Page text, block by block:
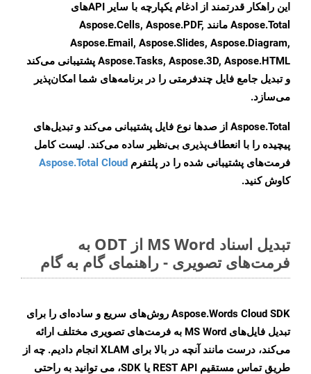
این راهکار قدرتمند از ادغام یکپارچه با سایر APIهای
Aspose.Total مانند Aspose.Cells, Aspose.PDF,
Aspose.Email, Aspose.Slides, Aspose.Diagram,
Aspose.Tasks, Aspose.3D, Aspose.HTML پشتیبانی می‌کند
و تبدیل جامع فایل چندفرمتی را در برنامه‌های شما امکان‌پذیر
می‌سازد.
Aspose.Total از صدها نوع فایل پشتیبانی می‌کند و تبدیل‌های
پیچیده را با انعطاف‌پذیری بی‌نظیر ساده می‌کند. لیست کامل
فرمت‌های پشتیبانی شده را در پلتفرم Aspose.Total Cloud
کاوش کنید.
تبدیل اسناد MS Word از ODT به
فرمت‌های تصویری - راهنمای گام به گام
Aspose.Words Cloud SDK روش‌های سریع و ساده‌ای را برای
تبدیل فایل‌های MS Word به فرمت‌های تصویری مختلف ارائه
می‌کند، درست مانند آنچه در بالا برای XLAM انجام دادیم. چه از
طریق تماس مستقیم REST API یا SDK، می توانید به راحتی